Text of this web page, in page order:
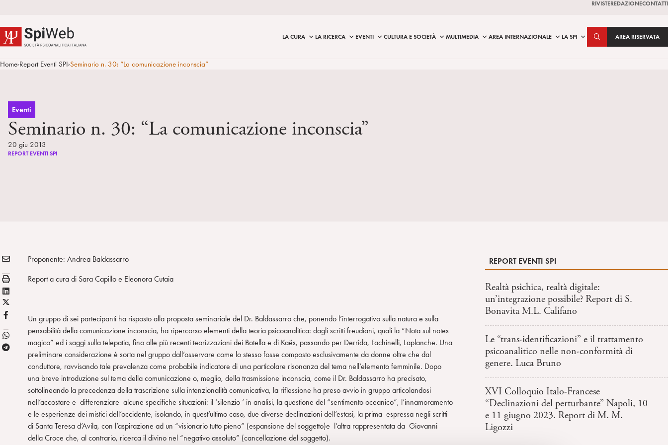
RIVISTEREDAZIONECONTATTI
LA CURA LA RICERCA EVENTI CULTURA E SOCIETÀ MULTIMEDIA AREA INTERNAZIONALE LA SPI AREA RISERVATA
Home>Report Eventi SPI>Seminario n. 30: “La comunicazione inconscia”
Eventi
Seminario n. 30: “La comunicazione inconscia”
20 giu 2013
REPORT EVENTI SPI
Condividi:
E
A
I
L
S
t
a
m
a
L
i
n
e
d
X
/
w
i
F
T
Proponente: Andrea Baldassarro
Report a cura di Sara Capillo e Eleonora Cutaia
Un gruppo di sei partecipanti ha risposto alla proposta seminariale del Dr. Baldassarro che, ponendo l’interrogativo sulla natura e sulla
pensabilità della comunicazione inconscia, ha ripercorso elementi della teoria psicoanalitica: dagli scritti freudiani, quali la “Nota sul notes
magico” ed i saggi sulla telepatia, fino alle più recenti teorizzazioni dei Botella e di Kaës, passando per Derrida, Fachinelli, Laplanche. Una
preliminare considerazione è sorta nel gruppo dall’osservare come lo stesso fosse composto esclusivamente da donne oltre che dal
conduttore, ravvisando tale prevalenza come probabile indicatore di una particolare risonanza del tema nell’elemento femminile. Dopo
una breve introduzione sul tema della comunicazione o, meglio, della trasmissione inconscia, come il Dr. Baldassarro ha precisato,
sottolineando la precedenza della trascrizione sulla intenzionalità comunicativa, la riflessione ha preso avvio in gruppo articolandosi
nell’accostare e differenziare alcune specifiche situazioni: il ‘silenzio ’ in analisi, la questione del “sentimento oceanico”, l’innamoramento
e le esperienze dei mistici dell’occidente, isolando, in quest’ultimo caso, due diverse declinazioni dell’estasi, la prima espressa negli scritti
di Santa Teresa d’Avila, con l’aspirazione ad un “visionario tutto pieno” (espansione del soggetto)e l’altra rappresentata da Giovanni
della Croce che, al contrario, ricerca il divino nel “negativo assoluto” (cancellazione del soggetto).
REPORT EVENTI SPI
Realtà psichica, realtà digitale:
un’integrazione possibile? Report di S.
Bonavita M.L. Califano
Le “trans-identificazioni” e il trattamento
psicoanalitico nelle non-conformità di
genere. Luca Bruno
XVI Colloquio Italo-Francese
“Declinazioni del perturbante” Napoli, 10
e 11 giugno 2023. Report di M. M.
Ligozzi